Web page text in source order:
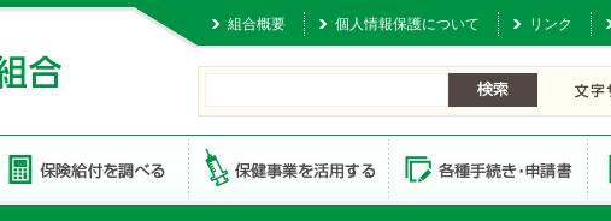
組合概要 個人情報保護について リンク